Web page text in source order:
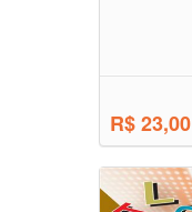
R$ 23,00